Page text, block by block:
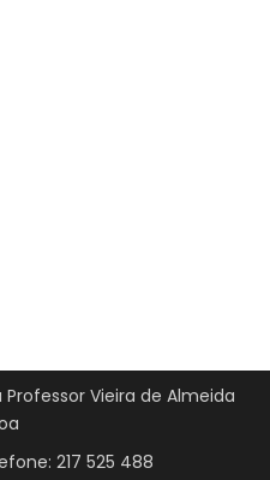
Professor Vieira de Almeida
217 525 488